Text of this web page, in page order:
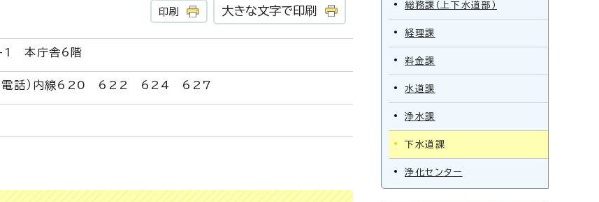
印刷 大きな文字で印刷
1 本庁舎6階
電話）内線620 622 624 627
総務課（上下水道部）
経理課
料金課
水道課
浄水課
下水道課
浄化センター